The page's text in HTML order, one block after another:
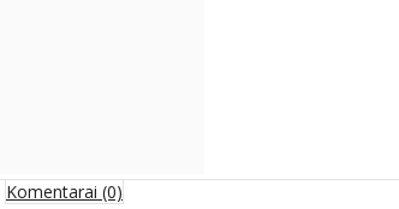
Komentarai (0)